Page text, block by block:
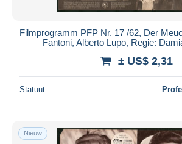
Filmprogramm PFP Nr. 17 /62, Der
Fantoni, Alberto Lupo, Regie:
± US$ 2,31
Statuut
Nieuw